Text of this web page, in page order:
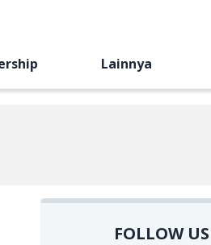
Lainnya
FOLLOW US